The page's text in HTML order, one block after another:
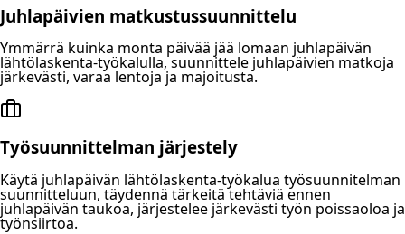
Juhlapäivien matkustussuunnittelu
Ymmärrä kuinka monta päivää jää lomaan juhlapäivän
lähtölaskenta-työkalulla, suunnittele juhlapäivien matkoja
järkevästi, varaa lentoja ja majoitusta.
Työsuunnittelman järjestely
Käytä juhlapäivän lähtölaskenta-työkalua työsuunnitelman
suunnitteluun, täydennä tärkeitä tehtäviä ennen
juhlapäivän taukoa, järjestelee järkevästi työn poissaoloa ja
työnsiirtoa.